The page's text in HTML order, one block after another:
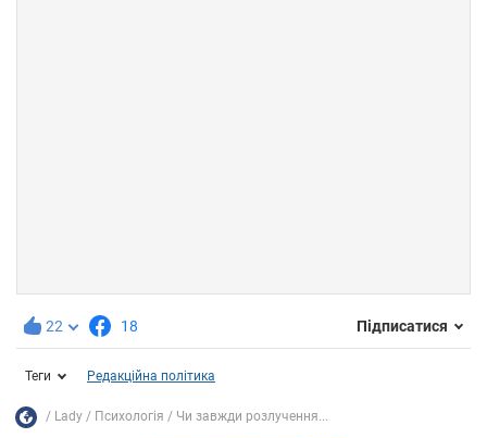
22 18 Підписатися
Теги Редакційна політика
Lady Психологія Чи завжди розлучення...